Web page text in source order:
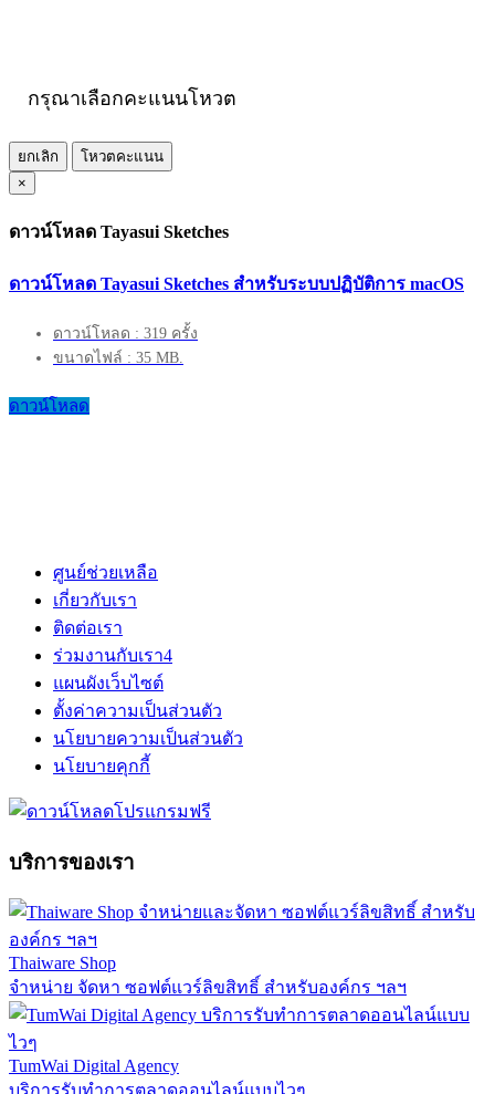
กรุณาเลือกคะแนนโหวต
ยกเลิก
โหวตคะแนน
×
ดาวน์โหลด Tayasui Sketches
ดาวน์โหลด Tayasui Sketches สำหรับระบบปฏิบัติการ macOS
ดาวน์โหลด : 319 ครั้ง
ขนาดไฟล์ : 35 MB.
ดาวน์โหลด
ศูนย์ช่วยเหลือ
เกี่ยวกับเรา
ติดต่อเรา
ร่วมงานกับเรา4
แผนผังเว็บไซต์
ตั้งค่าความเป็นส่วนตัว
นโยบายความเป็นส่วนตัว
นโยบายคุกกี้
บริการของเรา
Thaiware Shop
จำหน่าย จัดหา ซอฟต์แวร์ลิขสิทธิ์ สำหรับองค์กร ฯลฯ
TumWai Digital Agency